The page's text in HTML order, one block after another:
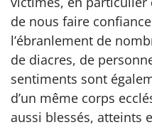
de nous faire
l’ébranlement de
de diacres, de
sentiments sont
d’un même corps
aussi blessés, atteints